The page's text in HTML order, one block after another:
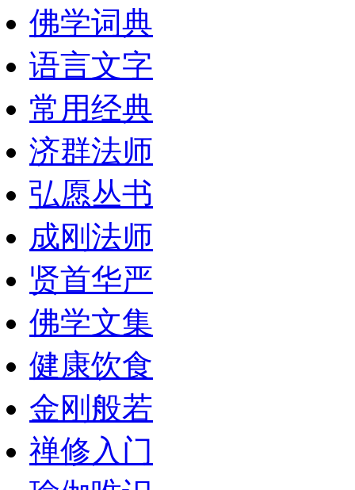
佛学词典
语言文字
常用经典
济群法师
弘愿丛书
成刚法师
贤首华严
佛学文集
健康饮食
金刚般若
禅修入门